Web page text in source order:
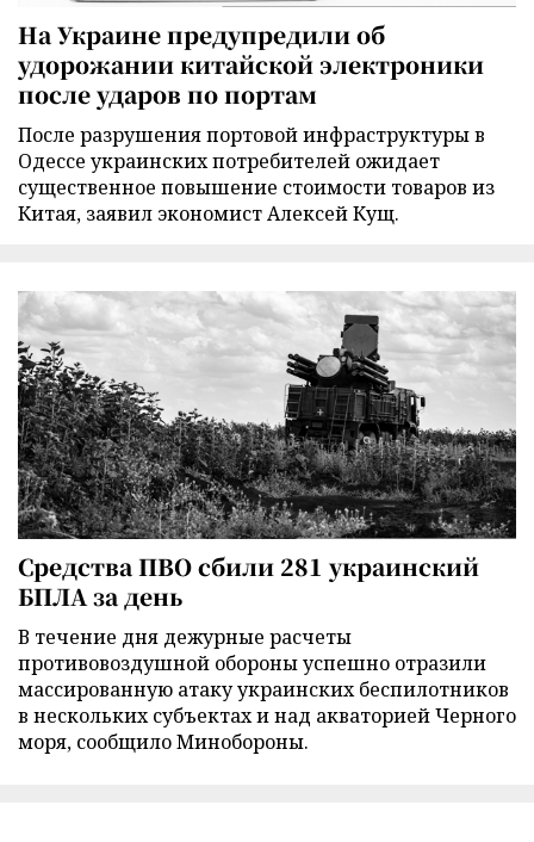
На Украине предупредили об
удорожании китайской электроники
после ударов по портам
После разрушения портовой инфраструктуры в
Одессе украинских потребителей ожидает
существенное повышение стоимости товаров из
Китая, заявил экономист Алексей Кущ.
Средства ПВО сбили 281 украинский
БПЛА за день
В течение дня дежурные расчеты
противовоздушной обороны успешно отразили
массированную атаку украинских беспилотников
в нескольких субъектах и над акваторией Черного
моря, сообщило Минобороны.